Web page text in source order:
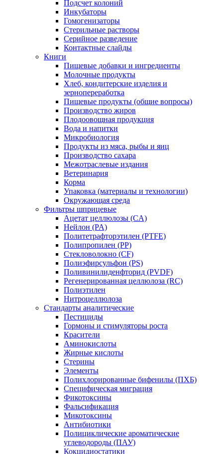
Подсчет колоний
Инкубаторы
Гомогенизаторы
Стерильные растворы
Серийное разведение
Контактные слайды
Книги
Пищевые добавки и ингредиенты
Молочные продукты
Хлеб, кондитерские изделия и
зернопереработка
Пищевые продукты (общие вопросы)
Производство жиров
Плодоовощная продукция
Вода и напитки
Микробиология
Продукты из мяса, рыбы и яиц
Производство сахара
Межотраслевые издания
Ветеринария
Корма
Упаковка (материалы и технологии)
Окружающая среда
Фильтры шприцевые
Ацетат целлюлозы (CA)
Нейлон (PA)
Политетрафторэтилен (PTFE)
Полипропилен (PP)
Стекловолокно (CF)
Полиэфирсульфон (PS)
Поливинилиденфторид (PVDF)
Регенерированная целлюлоза (RC)
Полиэтилен
Нитроцеллюлоза
Стандарты аналитические
Пестициды
Гормоны и стимуляторы роста
Красители
Аминокислоты
Жирные кислоты
Стерины
Элементы
Полихлорированные бифенилы (ПХБ)
Специфическая миграция
Фикотоксины
Фальсификация
Микотоксины
Антибиотики
Полициклические ароматические
углеводороды (ПАУ)
Кокцидиостатики